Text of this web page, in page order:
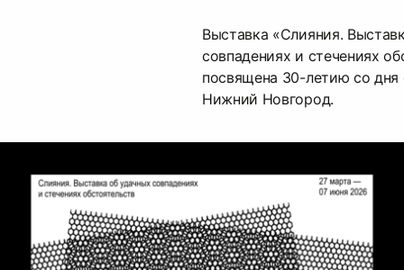
Выставка «Слияния.
совпадениях и стечениях
посвящена 30-летию со
Нижний Новгород.